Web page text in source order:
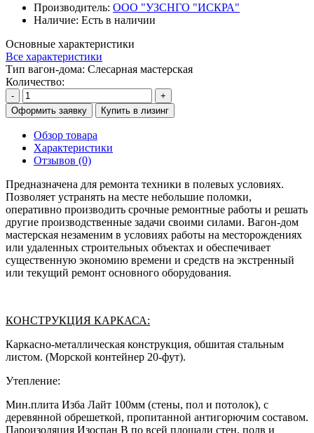
Производитель: ООО "УЗСНГО "ИСКРА"
Наличие: Есть в наличии
Основные характеристики
Все характеристики
Тип вагон-дома: Cлесарная мастерская
Количество:
-
+
Оформить заявку
Купить в лизинг
Обзор товара
Характеристики
Отзывов (0)
Предназначена для ремонта техники в полевых условиях.
Позволяет устранять на месте небольшие поломки,
оперативно производить срочные ремонтные работы и решать
другие производственные задачи своими силами. Вагон-дом
мастерская незаменим в условиях работы на месторождениях
или удаленных строительных объектах и обеспечивает
существенную экономию времени и средств на экстренный
или текущий ремонт основного оборудования.
КОНСТРУКЦИЯ КАРКАСА:
Каркасно-металлическая конструкция, обшитая стальным
листом. (Морской контейнер 20-фут).
Утепление:
Мин.плита Изба Лайт 100мм (стены, пол и потолок), с
деревянной обрешеткой, пропитанной антигорючим составом.
Пароизоляция Изоспан В по всей площади стен, полв и